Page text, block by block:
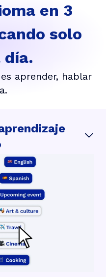
en 3
solo
día.
aprender, hablar